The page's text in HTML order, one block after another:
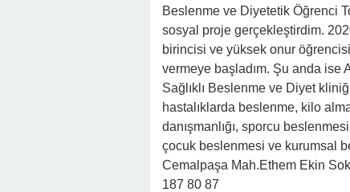
Beslenme ve Diyetetik Öğrenci
sosyal proje gerçekleştirdim.
birincisi ve yüksek onur
vermeye başladım. Şu anda ise
Sağlıklı Beslenme ve Diyet
hastalıklarda beslenme, kilo
danışmanlığı, sporcu
çocuk beslenmesi ve kurumsal
Cemalpaşa Mah.Ethem Ekin
187 80 87